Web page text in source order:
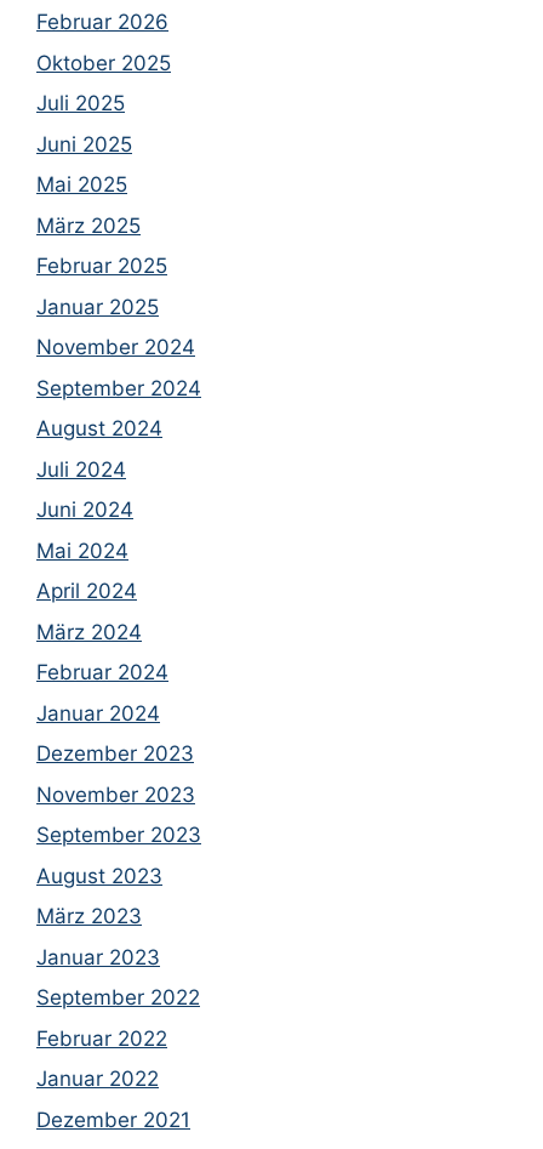
Februar 2026
Oktober 2025
Juli 2025
Juni 2025
Mai 2025
März 2025
Februar 2025
Januar 2025
November 2024
September 2024
August 2024
Juli 2024
Juni 2024
Mai 2024
April 2024
März 2024
Februar 2024
Januar 2024
Dezember 2023
November 2023
September 2023
August 2023
März 2023
Januar 2023
September 2022
Februar 2022
Januar 2022
Dezember 2021